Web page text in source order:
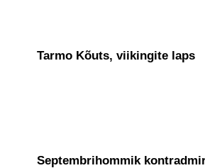
Tarmo Kõuts,
Septembrihommik